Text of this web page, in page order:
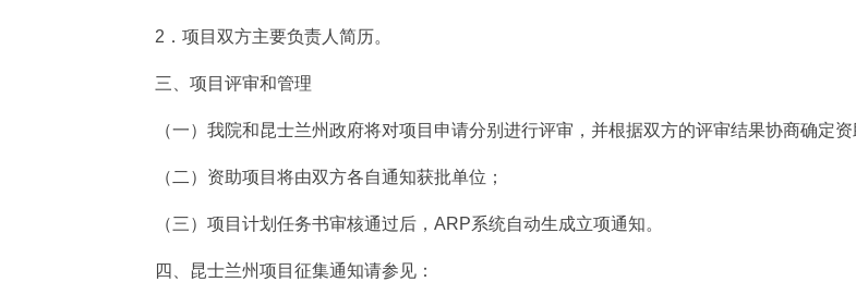
2．项目双方主要负责人简历。
三、项目评审和管理
（一）我院和昆士兰州政府将对项目申请分别进行评审，并根据双方的评审结果协商确定资
（二）资助项目将由双方各自通知获批单位；
（三）项目计划任务书审核通过后，ARP系统自动生成立项通知。
四、昆士兰州项目征集通知请参见：